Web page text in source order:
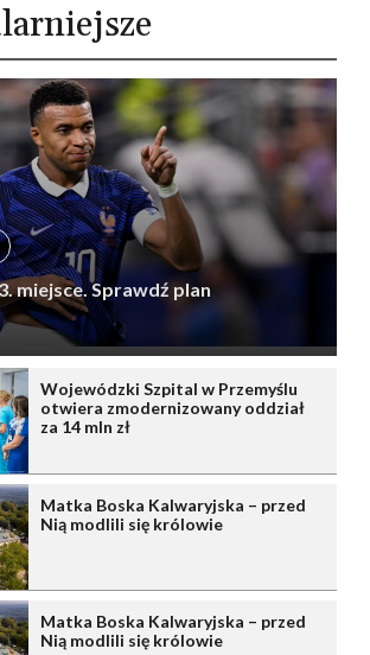
miejsce. Sprawdź plan
Wojewódzki Szpital w Przemyślu
otwiera zmodernizowany oddział
za 14 mln zł
Matka Boska Kalwaryjska – przed
Nią modlili się królowie
Matka Boska Kalwaryjska – przed
Nią modlili się królowie